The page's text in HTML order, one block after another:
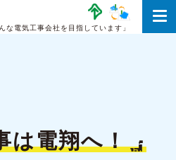
な電気工事会社を目指しています」
は電翔へ！